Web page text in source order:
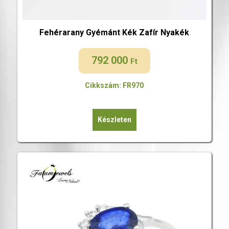
Fehérarany Gyémánt Kék Zafír Nyakék
792 000 Ft
Cikkszám: FR970
Készleten